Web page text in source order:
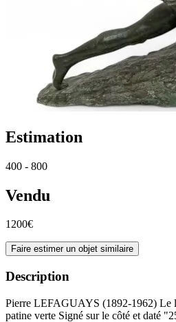
Estimation
400 - 800
Vendu
1200€
Faire estimer un objet similaire
Description
Pierre LEFAGUAYS (1892-1962) Le
patine verte Signé sur le côté et daté